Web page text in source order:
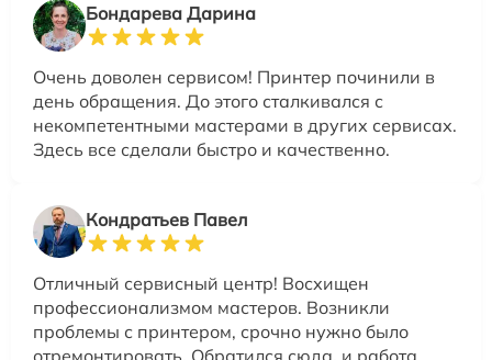
Бондарева Дарина
Очень доволен сервисом! Принтер починили в
день обращения. До этого сталкивался с
некомпетентными мастерами в других сервисах.
Здесь все сделали быстро и качественно.
Кондратьев Павел
Отличный сервисный центр! Восхищен
профессионализмом мастеров. Возникли
проблемы с принтером, срочно нужно было
отремонтировать. Обратился сюда, и работа